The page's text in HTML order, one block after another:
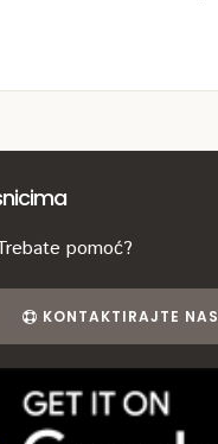
pomoć?
KONTAKTIRAJTE NAS